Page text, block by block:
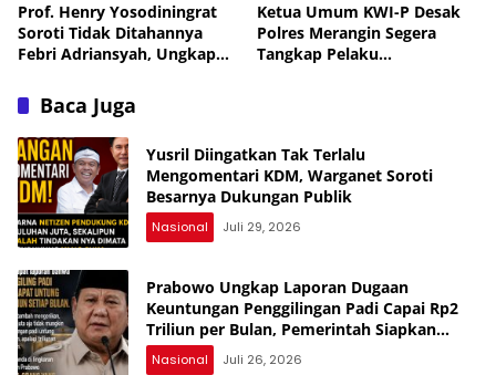
Prof. Henry Yosodiningrat
Soroti Tidak Ditahannya
Febri Adriansyah, Ungkap
Keselamatan
Ketua Umum KWI-P Desak
Polres Merangin Segera
Tangkap Pelaku
Baca Juga
Yusril Diingatkan Tak Terlalu
Mengomentari KDM, Warganet Soroti
Besarnya Dukungan Publik
Nasional Juli 29, 2026
Prabowo Ungkap Laporan Dugaan
Keuntungan Penggilingan Padi Capai Rp2
Triliun per Bulan, Pemerintah Siapkan
Penertiban
Nasional Juli 26, 2026